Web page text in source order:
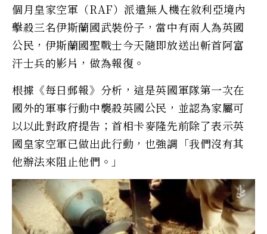
個月皇家空軍（RAF）派遣無人機在敘利亞境內
擊殺三名伊斯蘭國武裝份子，當中有兩人為英國
公民，伊斯蘭國聖戰士今天隨即放送出斬首阿富
汗士兵的影片，做為報復。
根據《每日郵報》分析，這是英國軍隊第一次在
國外的軍事行動中襲殺英國公民，並認為家屬可
以以此對政府提告；首相卡麥隆先前除了表示英
國皇家空軍已做出此行動，也強調「我們沒有其
他辦法來阻止他們。」